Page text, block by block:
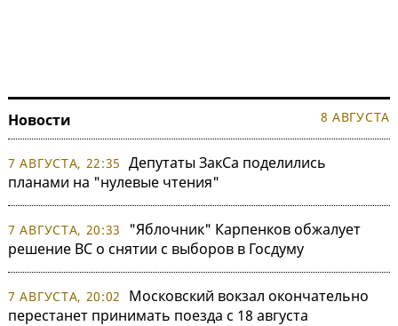
Новости 8 АВГУСТА
7 АВГУСТА, 22:35 Депутаты ЗакСа поделились
планами на "нулевые чтения"
7 АВГУСТА, 20:33
"Яблочник" Карпенков обжалует
решение ВС о снятии с выборов в Госдуму
7 АВГУСТА, 20:02
Московский вокзал окончательно
перестанет принимать поезда с 18 августа